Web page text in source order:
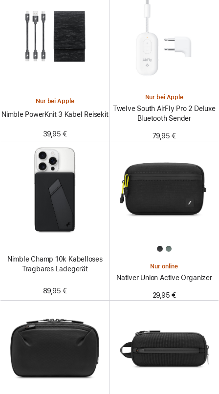
Nur bei Apple
Nimble PowerKnit 3 Kabel Reisekit
39,95 €
Nur bei Apple
Twelve South AirFly Pro 2 Deluxe
Bluetooth Sender
79,95 €
Nimble Champ 10k Kabelloses
Tragbares Ladegerät
89,95 €
Nur online
Nativer Union Active Organizer
29,95 €